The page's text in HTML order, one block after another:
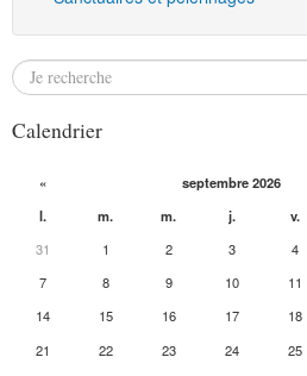
Calendrier
« septembre 2026
l.
m. m. j. v.
31
1 2 3 4
7
8 9 10 11
14
15 16 17 18
21
22 23 24 25